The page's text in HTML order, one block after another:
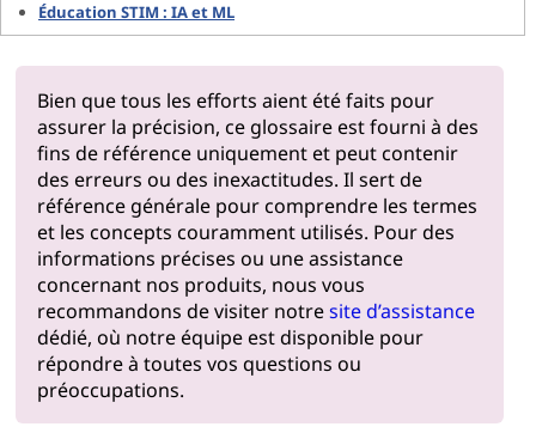
Éducation STIM : IA et ML
Bien que tous les efforts aient été faits pour
assurer la précision, ce glossaire est fourni à des
fins de référence uniquement et peut contenir
des erreurs ou des inexactitudes. Il sert de
référence générale pour comprendre les termes
et les concepts couramment utilisés. Pour des
informations précises ou une assistance
concernant nos produits, nous vous
recommandons de visiter notresite d’assistance
dédié, où notre équipe est disponible pour
répondre à toutes vos questions ou
préoccupations.